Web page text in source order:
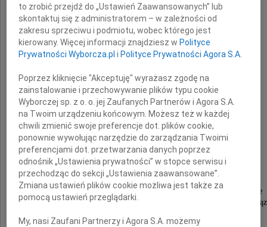
Jan Koszur
Tata, Mąż i Dziadek
Nigdy nie przestaniemy za Tobą tęsknić.
Ewa, Ania, Marysia
Tadzio, Wanda, Staś, Hela
Dominik i Jacek
Msza święta pogrzebowa odprawiona zostanie
w kościele św. Karola Boromeusza na Starych
to zrobić przejdź do „Ustawień Zaawansowanych” lub
skontaktuj się z administratorem – w zależności od
zakresu sprzeciwu i podmiotu, wobec którego jest
kierowany. Więcej informacji znajdziesz w Polityce
Prywatności Wyborcza.pl i Polityce Prywatności Agora S.A.
Poprzez kliknięcie "Akceptuję" wyrażasz zgodę na
zainstalowanie i przechowywanie plików typu cookie
Wyborczej sp. z o. o. jej Zaufanych Partnerów i Agora S.A.
na Twoim urządzeniu końcowym. Możesz też w każdej
chwili zmienić swoje preferencje dot. plików cookie,
ponownie wywołując narzędzie do zarządzania Twoimi
preferencjami dot. przetwarzania danych poprzez
odnośnik „Ustawienia prywatności” w stopce serwisu i
przechodząc do sekcji „Ustawienia zaawansowane”.
Zmiana ustawień plików cookie możliwa jest także za
pomocą ustawień przeglądarki.
My, nasi Zaufani Partnerzy i Agora S.A. możemy